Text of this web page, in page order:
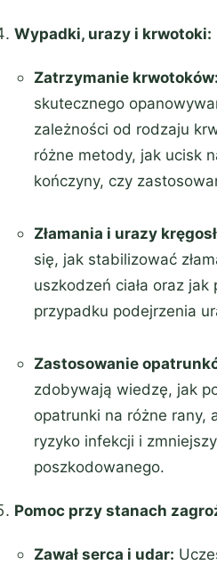
Wypadki, urazy i krwotoki:
Zatrzymanie krwotoków:
skutecznego
zależności od rodzaju
różne metody, jak ucisk
kończyny, czy
Złamania i urazy
się, jak stabilizować
uszkodzeń ciała oraz
przypadku podejrzenia
Zastosowanie
zdobywają wiedzę, jak
opatrunki na różne rany,
ryzyko infekcji i
poszkodowanego.
Pomoc przy stanach
Zawał serca i udar: